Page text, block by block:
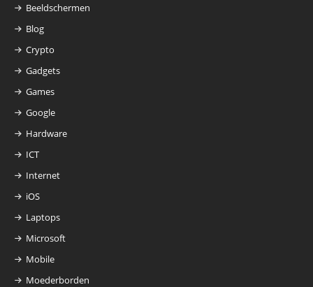
Beeldschermen
Blog
Crypto
Gadgets
Games
Google
Hardware
ICT
Internet
iOS
Laptops
Microsoft
Mobile
Moederborden